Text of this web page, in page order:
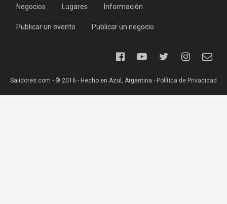
Negocios Lugares Información
Publicar un evento Publicar un negocio
Salidores.com - ® 2016 - Hecho en Azul, Argentina - Política de Privacidad